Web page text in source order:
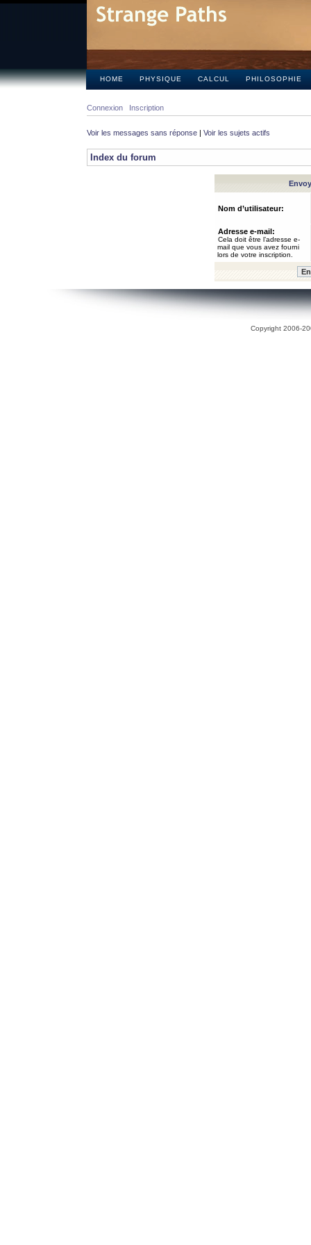
HOME PHYSIQUE CALCUL PHILOSOPHIE
Connexion Inscription
Voir les messages sans réponse | Voir les sujets actifs
Index du forum
Nom d’utilisateur:
Adresse e-mail:
Cela doit être l’adresse e-
mail que vous avez fourni
lors de votre inscription.
Copyright 2006-